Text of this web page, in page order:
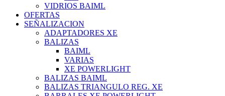
VIDRIOS BAIML
OFERTAS
SEÑALIZACION
ADAPTADORES XE
BALIZAS
BAIML
VARIAS
XE POWERLIGHT
BALIZAS BAIML
BALIZAS TRIANGULO REG. XE